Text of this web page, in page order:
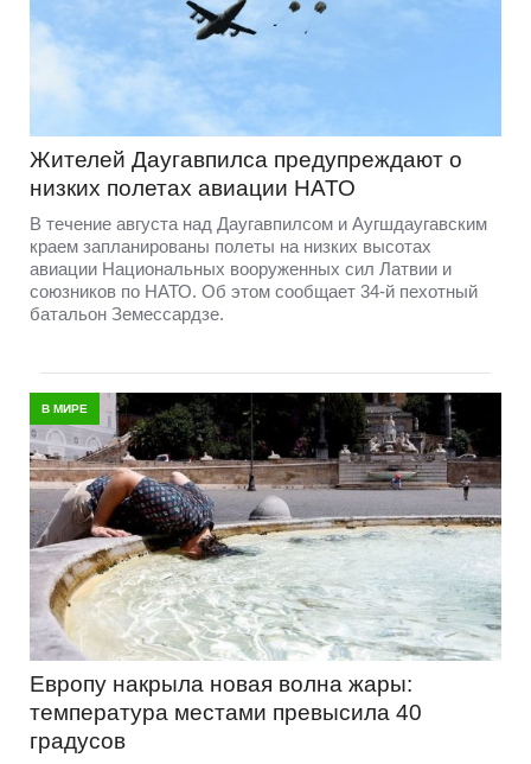
Жителей Даугавпилса предупреждают о
низких полетах авиации НАТО
В течение августа над Даугавпилсом и Аугшдаугавским
краем запланированы полеты на низких высотах
авиации Национальных вооруженных сил Латвии и
союзников по НАТО. Об этом сообщает 34-й пехотный
батальон Земессардзе.
В МИРЕ
Европу накрыла новая волна жары:
температура местами превысила 40
градусов